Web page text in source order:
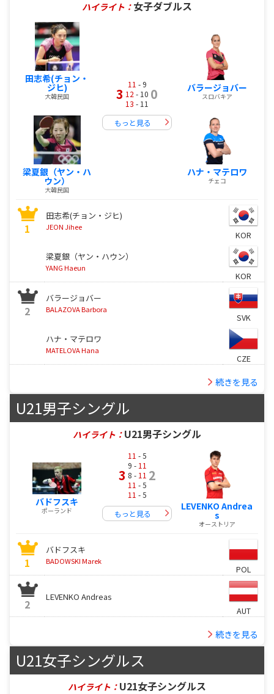
ハイライト： 女子ダブルス
田志希(チョン・
ジヒ)
大韓民国
梁夏銀（ヤン・ハ
ウン）
大韓民国
3
11 - 9
12 - 10
13 - 11
0
もっと見る
バラージョバー
スロバキア
ハナ・マテロワ
チェコ
1
田志希(チョン・ジヒ)
JEON Jihee
KOR
梁夏銀（ヤン・ハウン）
YANG Haeun
KOR
2
バラージョバー
BALAZOVA Barbora
SVK
ハナ・マテロワ
MATELOVA Hana
CZE
続きを見る
U21男子シングル
ハイライト： U21男子シングル
バドフスキ
ポーランド
3
11 - 5
9 - 11
8 - 11
11 - 5
11 - 5
2
もっと見る
LEVENKO Andrea
s
オーストリア
1
バドフスキ
BADOWSKI Marek
POL
2
LEVENKO Andreas
AUT
続きを見る
U21女子シングルス
ハイライト： U21女子シングルス